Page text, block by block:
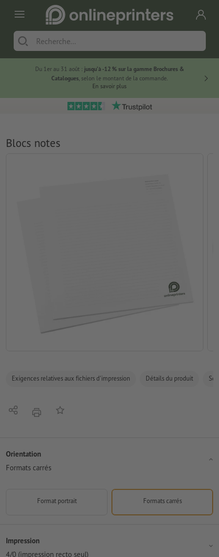
Du 1er au 31 août : jusqu’à -12 % sur la gamme Brochures &
Catalogues, selon le montant de la commande.
En savoir plus
Blocs notes
Exigences relatives aux fichiers d'impression Détails du produit
PartagerimprimerAjouter à liste d'article
Orientation
Formats carrés
Format portrait Formats carrés
Impression
4/0 (impression recto seul)